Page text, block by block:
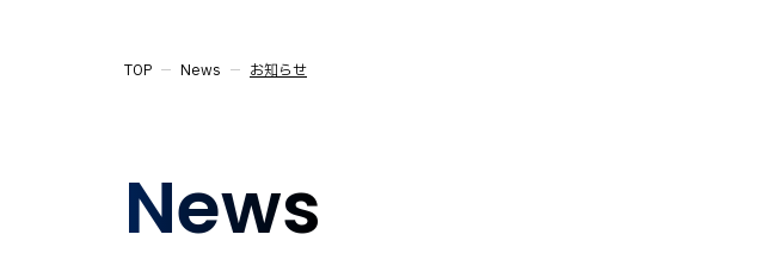
TOP News お知らせ
News